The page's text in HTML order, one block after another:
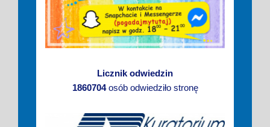
Licznik odwiedzin
1860704osób odwiedziło stronę